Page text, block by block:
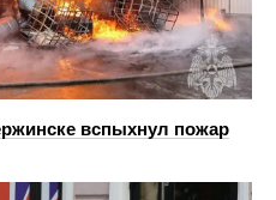
вспыхнул пожар